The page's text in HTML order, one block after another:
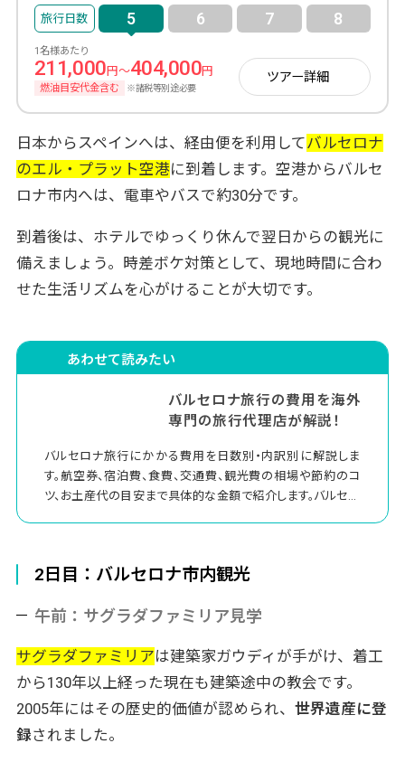
5 6 7 8
1名様あたり
211,000 円～404,000円
燃油目安代金含む ※諸税等別途必要
ツアー詳細
日本からスペインへは、経由便を利用してバルセロナ
のエル・プラット空港に到着します。空港からバルセ
ロナ市内へは、電車やバスで約30分です。
到着後は、ホテルでゆっくり休んで翌日からの観光に
備えましょう。時差ボケ対策として、現地時間に合わ
せた生活リズムを心がけることが大切です。
あわせて読みたい
バルセロナ旅行の費用を海外
専門の旅行代理店が解説！
バルセロナ旅行にかかる費用を日数別・内訳別に解説しま
す。航空券、宿泊費、食費、交通費、観光費の相場や節約のコ
ツ、お土産代の目安まで具体的な金額で紹介します。バルセロ
2日目：バルセロナ市内観光
午前：サグラダファミリア見学
サグラダファミリアは建築家ガウディが手がけ、着工
から130年以上経った現在も建築途中の教会です。
2005年にはその歴史的価値が認められ、 世界遺産に登
録されました。